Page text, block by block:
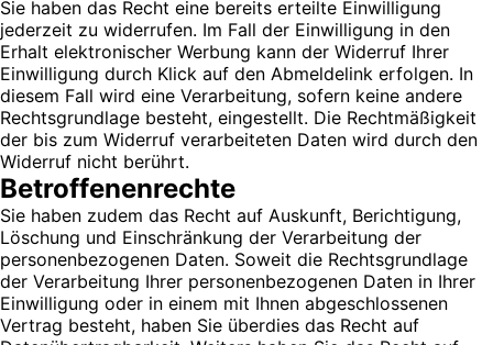
Sie haben das Recht eine bereits erteilte Einwilligung
jederzeit zu widerrufen. Im Fall der Einwilligung in den
Erhalt elektronischer Werbung kann der Widerruf Ihrer
Einwilligung durch Klick auf den Abmeldelink erfolgen. In
diesem Fall wird eine Verarbeitung, sofern keine andere
Rechtsgrundlage besteht, eingestellt. Die Rechtmäßigkeit
der bis zum Widerruf verarbeiteten Daten wird durch den
Widerruf nicht berührt.
Betroffenenrechte
Sie haben zudem das Recht auf Auskunft, Berichtigung,
Löschung und Einschränkung der Verarbeitung der
personenbezogenen Daten. Soweit die Rechtsgrundlage
der Verarbeitung Ihrer personenbezogenen Daten in Ihrer
Einwilligung oder in einem mit Ihnen abgeschlossenen
Vertrag besteht, haben Sie überdies das Recht auf